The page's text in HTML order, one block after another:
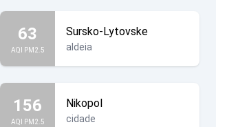
63
AQI PM2.5
Sursko-Lytovske
aldeia
156
AQI PM2.5
Nikopol
cidade